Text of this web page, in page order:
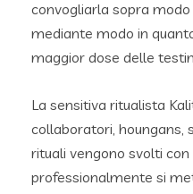
convogliarla sopra
mediante modo in
maggior dose delle
La sensitiva ritualista
collaboratori, houngans,
rituali vengono svolti con
professionalmente si